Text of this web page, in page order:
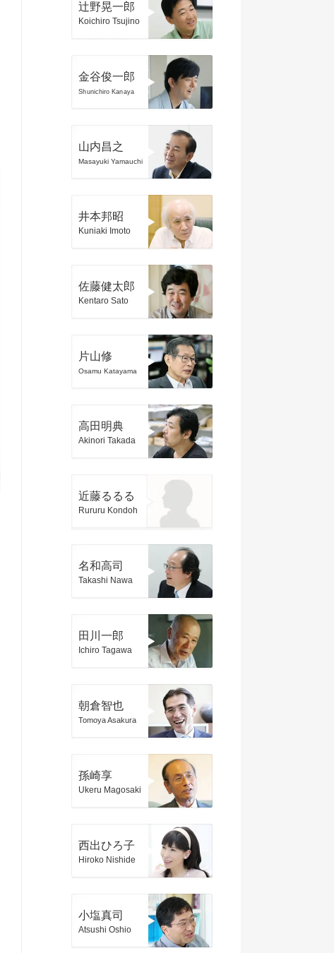
辻野晃一郎
Koichiro Tsujino
金谷俊一郎
Shunichiro Kanaya
山内昌之
Masayuki Yamauchi
井本邦昭
Kuniaki Imoto
佐藤健太郎
Kentaro Sato
片山修
Osamu Katayama
高田明典
Akinori Takada
近藤るるる
Rururu Kondoh
名和高司
Takashi Nawa
田川一郎
Ichiro Tagawa
朝倉智也
Tomoya Asakura
孫崎享
Ukeru Magosaki
西出ひろ子
Hiroko Nishide
小塩真司
Atsushi Oshio